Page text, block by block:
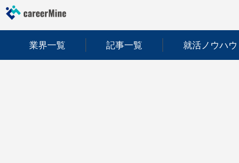
業界一覧 記事一覧 就活ノウハウ